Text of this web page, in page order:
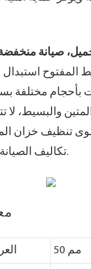
صيانة
المفتوح
بأحجام مختلفة
والبسيط، لا
تنظيف خزان
تكاليف الصيانة شبه معدومة.
50 مم